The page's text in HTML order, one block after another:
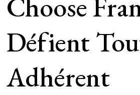
Défient
Adhérent